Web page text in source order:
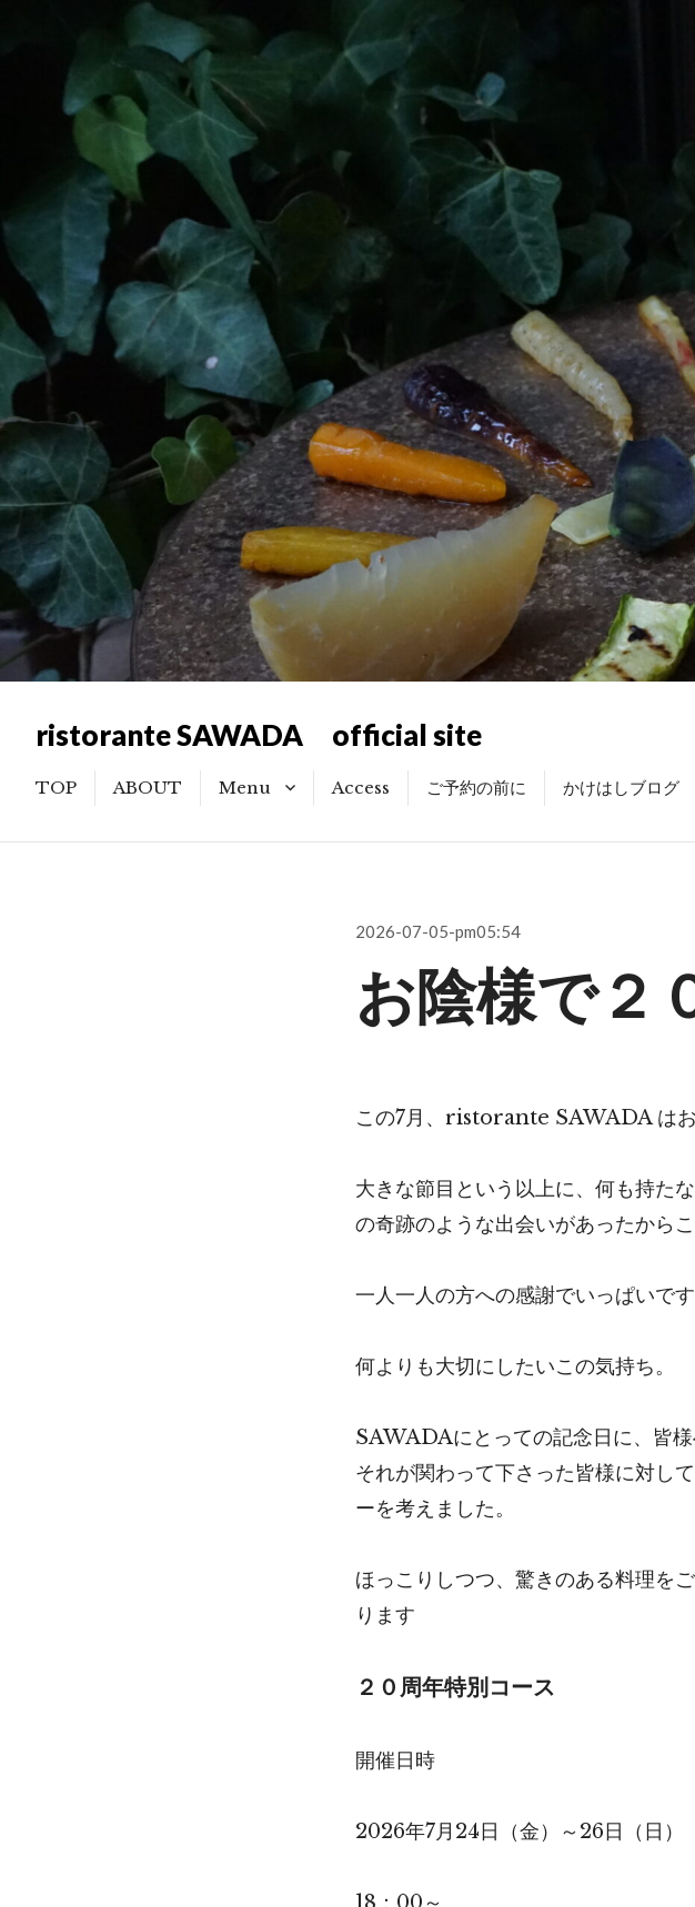
ristorante SAWADA official site
TOP ABOUT Menu
記念日・お祝い利用のお客様
Access ご予約の前に かけはしブログ
投
日:
2026-07-05-pm05:54
お陰様で２
この7月、ristorante SAWADA はお
大きな節目という以上に、何も持た
の奇跡のような出会いがあったから
一人一人の方への感謝でいっぱいです
何よりも大切にしたいこの気持ち。
SAWADAにとっての記念日に、皆様
それが関わって下さった皆様に対し
ーを考えました。
ほっこりしつつ、驚きのある料理を
ります
２０周年特別コース
開催日時
2026年7月24日（金）～26日（日）